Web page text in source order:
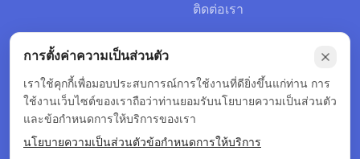
ติดต่อเรา
© 2026 Codia AI สงวนลิขสิทธิ์ทุกประการ
นโยบายความเป็นส่วนตัวข้อกำหนดการให้บริการ
นโยบายการคืนเงิน
การตั้งค่าความเป็นส่วนตัว
เราใช้คุกกี้เพื่อมอบประสบการณ์การใช้งานที่ดียิ่งขึ้นแก่ท่าน การ
ใช้งานเว็บไซต์ของเราถือว่าท่านยอมรับนโยบายความเป็นส่วนตัว
และข้อกำหนดการให้บริการของเรา
นโยบายความเป็นส่วนตัวข้อกำหนดการให้บริการ